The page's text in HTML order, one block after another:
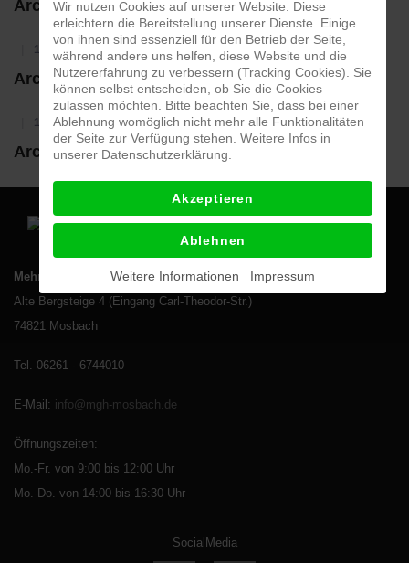
Archiv 2020
17. Februar 2022
Archiv 2019
17. Februar 2022
Archiv 2018
Mehrgenerationenhaus Mosbach e.V.
Alte Bergsteige 4 (Eingang Carl-Theodor-Str.)
74821 Mosbach
Tel. 06261 - 6744010
E-Mail : info@mgh-mosbach.de
Öffnungszeiten:
Mo.-Fr. von 9:00 bis 12:00 Uhr
Mo.-Do. von 14:00 bis 16:30 Uhr
SocialMedia
Wir nutzen Cookies auf unserer Website. Diese
erleichtern die Bereitstellung unserer Dienste. Einige
von ihnen sind essenziell für den Betrieb der Seite,
während andere uns helfen, diese Website und die
Nutzererfahrung zu verbessern (Tracking Cookies). Sie
können selbst entscheiden, ob Sie die Cookies
zulassen möchten. Bitte beachten Sie, dass bei einer
Ablehnung womöglich nicht mehr alle Funktionalitäten
der Seite zur Verfügung stehen. Weitere Infos in
unserer Datenschutzerklärung.
Akzeptieren
Ablehnen
Weitere Informationen Impressum